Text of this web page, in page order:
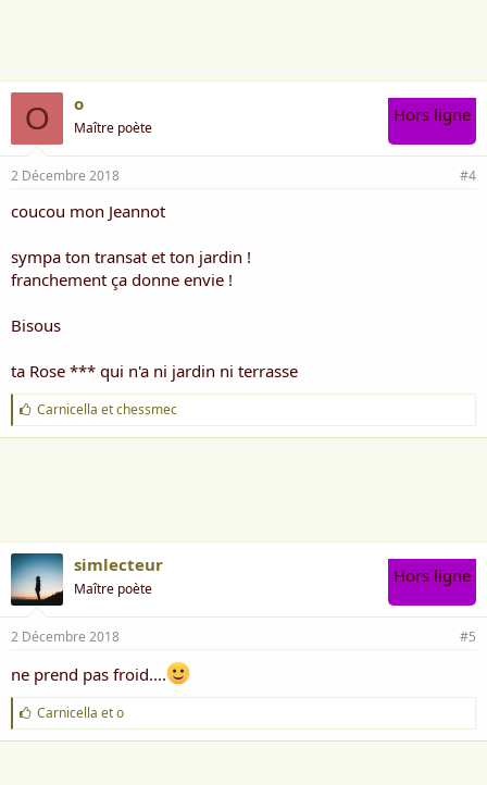
O o
Maître poète
Hors ligne
2 Décembre 2018 #4
coucou mon Jeannot
sympa ton transat et ton jardin !
franchement ça donne envie !
Bisous
ta Rose *** qui n'a ni jardin ni terrasse
J
'
a
Carnicella etchessmec
simlecteur
Maître poète
Hors ligne
2 Décembre 2018 #5
ne prend pas froid....
J
'
a
Carnicella eto